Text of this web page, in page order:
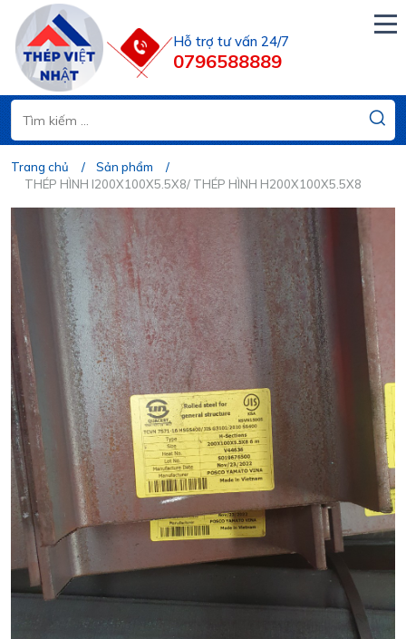
Hỗ trợ tư vấn 24/7
0796588889
Trang chủ
Sản phẩm
THÉP HÌNH I200X100X5.5X8/ THÉP HÌNH H200X100X5.5X8